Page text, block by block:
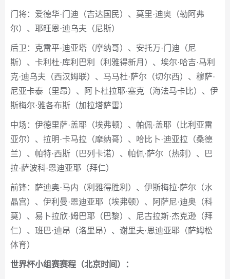
门将：爱德华·门迪（吉达国民）、莫里·迪奥（勒阿弗
尔）、耶旺恩·迪乌夫（尼斯）
后卫：克雷平·迪亚塔（摩纳哥）、安托万·门迪（尼
斯）、卡利杜·库利巴利（利雅得新月）、埃尔·哈吉·马利
克·迪乌夫（西汉姆联）、马马杜·萨尔（切尔西）、穆萨·
尼亚卡泰（里昂）、阿卜杜拉耶·塞克（海法马卡比）、伊
斯梅尔·雅各布斯（加拉塔萨雷）
中场：伊德里萨·盖耶（埃弗顿）、帕佩·盖耶（比利亚雷
亚尔）、拉明·卡马拉（摩纳哥）、哈比卜·迪亚拉（桑德
兰）、帕特·西斯（巴列卡诺）、帕佩·萨尔（热刺）、巴
拉·萨波科·恩迪亚耶（拜仁）
前锋：萨迪奥·马内（利雅得胜利）、伊斯梅拉·萨尔（水
晶宫）、伊利曼·恩迪亚耶（埃弗顿）、阿萨尼·迪奥（科
莫）、易卜拉欣·姆巴耶（巴黎）、尼古拉斯·杰克逊（拜
仁）、班巴·迪昂（洛里昂）、谢里夫·恩迪亚耶（萨姆松
体育）
世界杯小组赛赛程（北京时间）：